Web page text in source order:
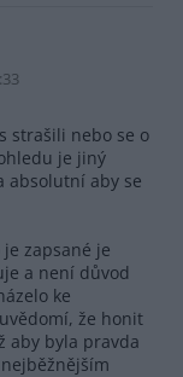
strašili nebo se o
je jiný
absolutní aby se
zapsané je
a není důvod
ke
že honit
aby byla pravda